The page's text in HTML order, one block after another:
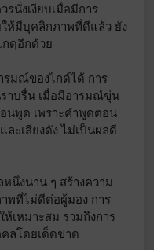
นั่งเงียบเมื่อมีการ
ห้มีบุคลิกภาพที่ดีแล้ว ยัง
ดฺอีกด้วย
รมณ์ของไกด์ได้ การ
ราบรื่น เมื่อมีอารมณ์ขุ่น
นพูด เพราะคำพูดตอน
ละเสียงดัง ไม่เป็นผลดี
นึ่งนาน ๆ สร้างความ
พที่ไม่ดีต่อผู้มอง การ
ห้เหมาะสม รวมถึงการ
คลโดยเด็ดขาด